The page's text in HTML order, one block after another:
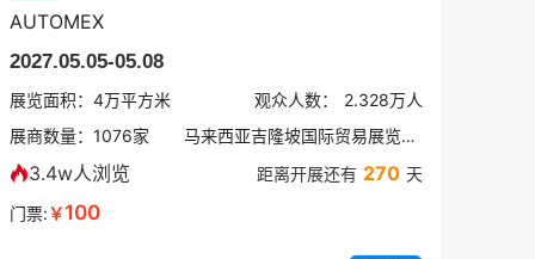
AUTOMEX
2027.05.05-05.08
展览面积： 4万平方米 观众人数： 2.328万人
展商数量： 1076家 马来西亚吉隆坡国际贸易展览中心
3.4w人浏览 距离开展还有 270 天
门票:￥100